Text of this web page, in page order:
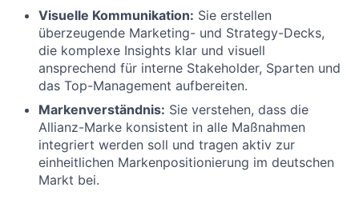
Visuelle Kommunikation: Sie erstellen
überzeugende Marketing- und Strategy-Decks,
die komplexe Insights klar und visuell
ansprechend für interne Stakeholder, Sparten und
das Top-Management aufbereiten.
Markenverständnis: Sie verstehen, dass die
Allianz-Marke konsistent in alle Maßnahmen
integriert werden soll und tragen aktiv zur
einheitlichen Markenpositionierung im deutschen
Markt bei.